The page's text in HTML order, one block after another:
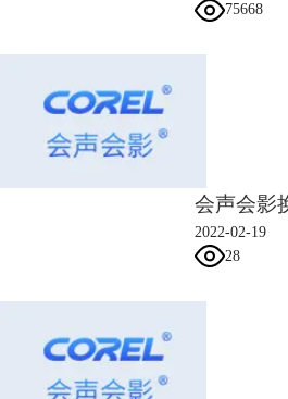
在获取序列号之后，用系统发送的安装包
装试用包）。
75668
会声会影
2022-02-19
28